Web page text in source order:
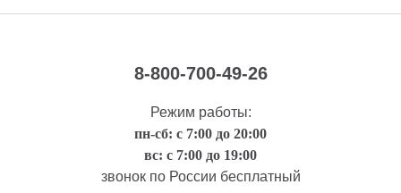
8-800-700-49-26
Режим работы:
пн-сб: с 7:00 до 20:00
вс: с 7:00 до 19:00
звонок по России бесплатный